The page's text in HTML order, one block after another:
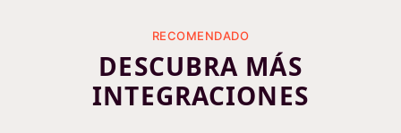
RECOMENDADO
DESCUBRA MÁS
INTEGRACIONES